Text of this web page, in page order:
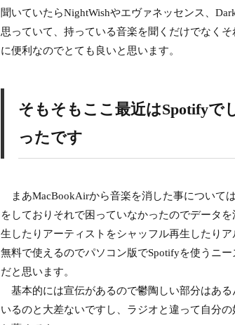
聞いていたらNightWishやエヴァネッセンス、
思っていて、持っている音楽を聞くだけでなく
に便利なのでとても良いと思います。
そもそもここ最近はSpotifyで
ったです
まあMacBookAirから音楽を消した事について
をしておりそれで困っていなかったのでデータ
生したりアーティストをシャッフル再生したり
無料で使えるのでパソコン版でSpotifyを使うニ
だと思います。
基本的には宣伝があるので鬱陶しい部分はあ
いるのと大差ないですし、ラジオと違って自分